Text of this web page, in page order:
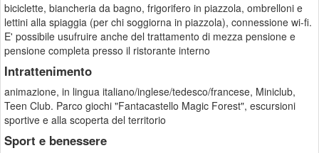
biciclette, biancheria da bagno, frigorifero in piazzola, ombrelloni e
lettini alla spiaggia (per chi soggiorna in piazzola), connessione wi-fi.
E' possibile usufruire anche del trattamento di mezza pensione e
pensione completa presso il ristorante interno
Intrattenimento
animazione, in lingua italiano/inglese/tedesco/francese, Miniclub,
Teen Club. Parco giochi "Fantacastello Magic Forest", escursioni
sportive e alla scoperta del territorio
Sport e benessere